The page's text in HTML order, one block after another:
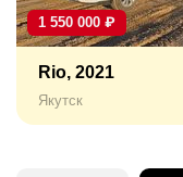
1 550 000 ₽
Rio, 2021
Якутск